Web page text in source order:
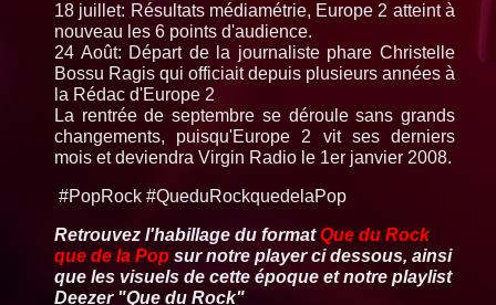
18 juillet: Résultats médiamétrie, Europe 2 atteint à
nouveau les 6 points d'audience.
24 Août: Départ de la journaliste phare Christelle
Bossu Ragis qui officiait depuis plusieurs années à
la Rédac d'Europe 2
La rentrée de septembre se déroule sans grands
changements, puisqu'Europe 2 vit ses derniers
mois et deviendra Virgin Radio le 1er janvier 2008.
#PopRock #QueduRockquedelaPop
Retrouvez l'habillage du formatQue du Rock
que de la Pop sur notre player ci dessous, ainsi
que les visuels de cette époque et notre playlist
Deezer "Que du Rock"